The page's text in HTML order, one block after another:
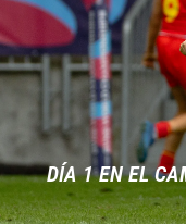
DÍA 1 EN EL